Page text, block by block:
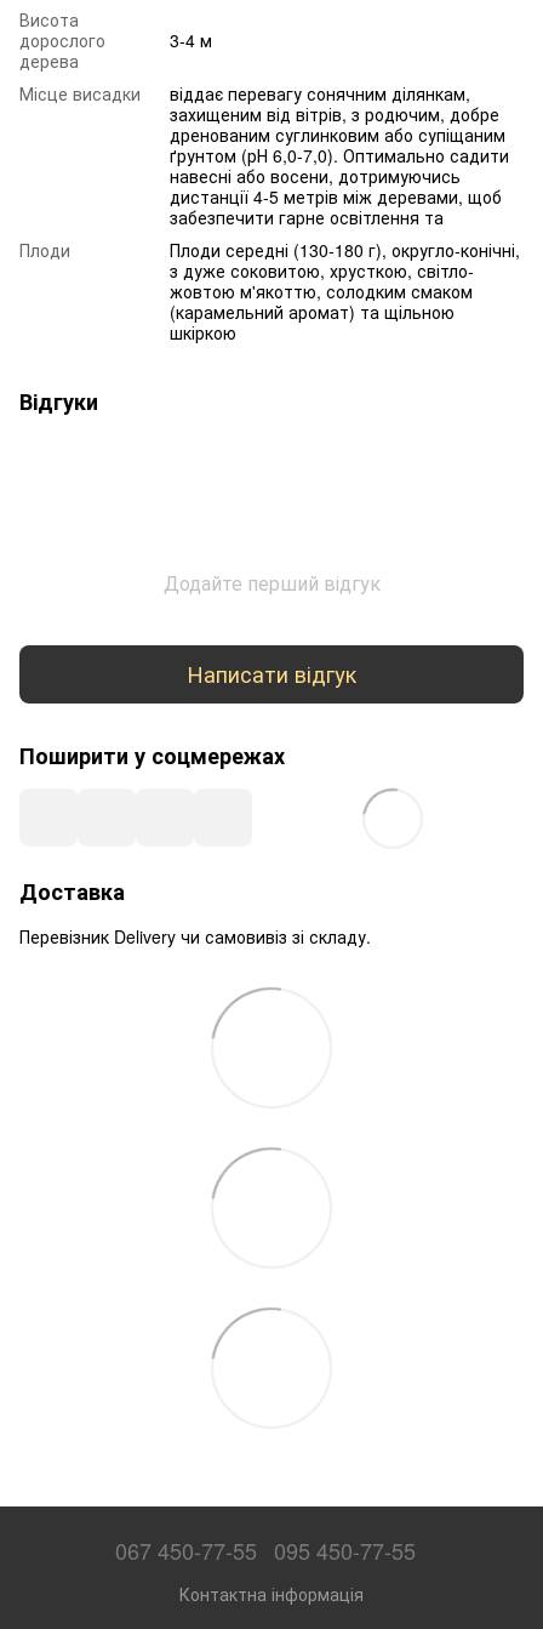
Висота
дорослого
дерева
3-4 м
Місце висадки
віддає перевагу сонячним ділянкам,
захищеним від вітрів, з родючим, добре
дренованим суглинковим або супіщаним
ґрунтом (рН 6,0-7,0). Оптимально садити
навесні або восени, дотримуючись
дистанції 4-5 метрів між деревами, щоб
забезпечити гарне освітлення та
Плоди
Плоди середні (130-180 г), округло-конічні,
з дуже соковитою, хрусткою, світло-
жовтою м'якоттю, солодким смаком
(карамельний аромат) та щільною
шкіркою
Відгуки
Додайте перший відгук
Написати відгук
Поширити у соцмережах
Доставка
Перевізник Delivery чи самовивіз зі складу.
067 450-77-55 095 450-77-55
Контактна інформація